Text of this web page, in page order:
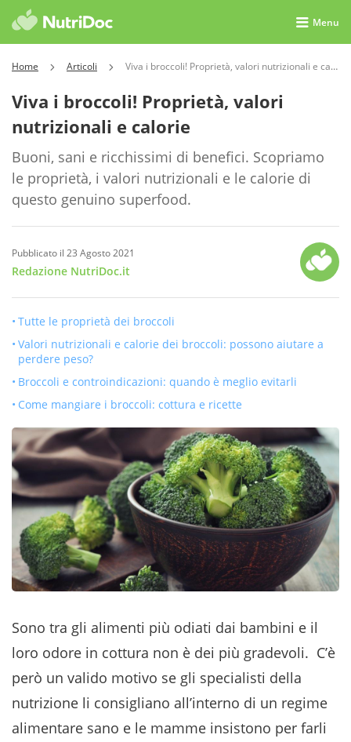
Menu
Home Articoli Viva i broccoli! Proprietà, valori nutrizionali e calorie
Viva i broccoli! Proprietà, valori
nutrizionali e calorie
Buoni, sani e ricchissimi di benefici. Scopriamo
le proprietà, i valori nutrizionali e le calorie di
questo genuino superfood.
Pubblicato il 23 Agosto 2021
Redazione NutriDoc.it
Tutte le proprietà dei broccoli
Valori nutrizionali e calorie dei broccoli: possono aiutare a
perdere peso?
Broccoli e controindicazioni: quando è meglio evitarli
Come mangiare i broccoli: cottura e ricette
Sono tra gli alimenti più odiati dai bambini e il
loro odore in cottura non è dei più gradevoli. C’è
però un valido motivo se gli specialisti della
nutrizione li consigliano all’interno di un regime
alimentare sano e le mamme insistono per farli